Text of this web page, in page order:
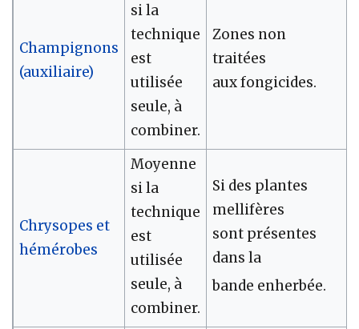
Champignons
(auxiliaire)
si la
technique
est
utilisée
seule, à
combiner.
Zones non
traitées
aux fongicides.
Chrysopes et
hémérobes
Moyenne
si la
technique
est
utilisée
seule, à
combiner.
Si des plantes
mellifères
sont présentes
dans la
bande enherbée.